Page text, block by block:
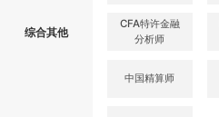
综合其他
CFA特许金融
分析师
中国精算师